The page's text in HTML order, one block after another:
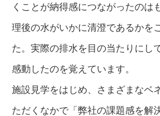
くことが納得感につながったのは
理後の水がいかに清澄であるかを
た。実際の排水を目の当たりにし
感動したのを覚えています。
施設見学をはじめ、さまざまなベ
ただくなかで「弊社の課題感を解